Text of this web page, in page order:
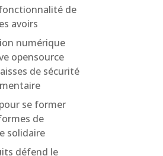
de
avoirs
numérique
opensource
de sécurité
se former
de
solidaire
défend le